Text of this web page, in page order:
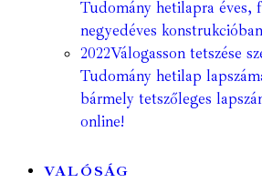
Tudomány hetilapra éves,
negyedéves
2022Válogasson tetszése
Tudomány hetilap
bármely tetszőleges
online!
VALÓSÁG